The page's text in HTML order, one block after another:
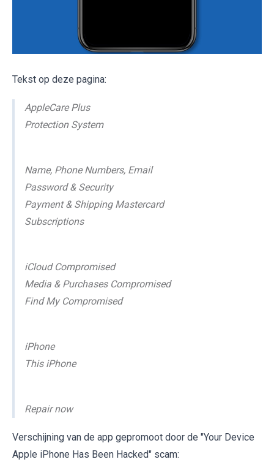
Tekst op deze pagina:
AppleCare Plus
Protection System
Name, Phone Numbers, Email
Password & Security
Payment & Shipping Mastercard
Subscriptions
iCloud Compromised
Media & Purchases Compromised
Find My Compromised
iPhone
This iPhone
Repair now
Verschijning van de app gepromoot door de "Your Device
Apple iPhone Has Been Hacked" scam: